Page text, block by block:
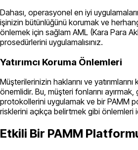
Dahası, operasyonel en iyi
işinizin bütünlüğünü korumak ve
önlemek için sağlam AML (Kara Para
prosedürlerini uygulamalısınız.
Yatırımcı Koruma Önlemleri
Müşterilerinizin haklarını ve
önemlidir. Bu, müşteri fonlarını
protokollerini uygulamak ve bir PAMM
risklerini açıkça belirtmek gibi önlemleri
Etkili Bir PAMM